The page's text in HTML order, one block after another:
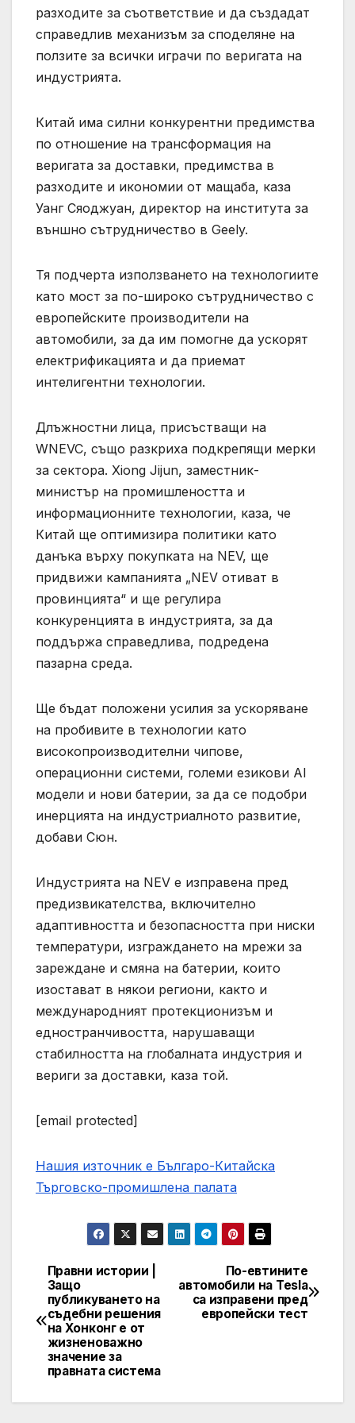
разходите за съответствие и да създадат
справедлив механизъм за споделяне на
ползите за всички играчи по веригата на
индустрията.
Китай има силни конкурентни предимства
по отношение на трансформация на
веригата за доставки, предимства в
разходите и икономии от мащаба, каза
Уанг Сяоджуан, директор на института за
външно сътрудничество в Geely.
Тя подчерта използването на технологиите
като мост за по-широко сътрудничество с
европейските производители на
автомобили, за да им помогне да ускорят
електрификацията и да приемат
интелигентни технологии.
Длъжностни лица, присъстващи на
WNEVC, също разкриха подкрепящи мерки
за сектора. Xiong Jijun, заместник-
министър на промишлеността и
информационните технологии, каза, че
Китай ще оптимизира политики като
данъка върху покупката на NEV, ще
придвижи кампанията „NEV отиват в
провинцията“ и ще регулира
конкуренцията в индустрията, за да
поддържа справедлива, подредена
пазарна среда.
Ще бъдат положени усилия за ускоряване
на пробивите в технологии като
високопроизводителни чипове,
операционни системи, големи езикови AI
модели и нови батерии, за да се подобри
инерцията на индустриалното развитие,
добави Сюн.
Индустрията на NEV е изправена пред
предизвикателства, включително
адаптивността и безопасността при ниски
температури, изграждането на мрежи за
зареждане и смяна на батерии, които
изостават в някои региони, както и
международният протекционизъм и
едностранчивостта, нарушаващи
стабилността на глобалната индустрия и
вериги за доставки, каза той.
[email protected]
Нашия източник е Българо-Китайска
Търговско-промишлена палaта
Post
navigation
По-евтините
автомобили на Tesla
са изправени пред
европейски тест
Правни истории |
Защо
публикуването на
съдебни решения
на Хонконг е от
жизненоважно
значение за
правната система